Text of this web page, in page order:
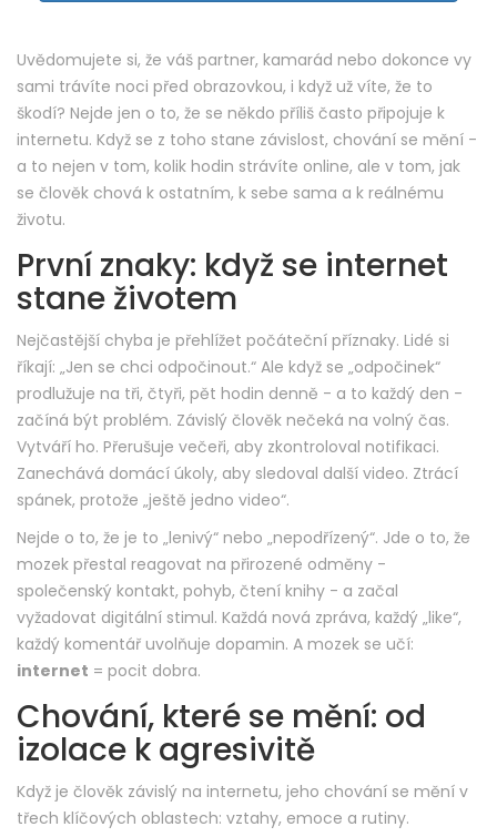
Uvědomujete si, že váš partner, kamarád nebo dokonce vy
sami trávíte noci před obrazovkou, i když už víte, že to
škodí? Nejde jen o to, že se někdo příliš často připojuje k
internetu. Když se z toho stane závislost, chování se mění -
a to nejen v tom, kolik hodin strávíte online, ale v tom, jak
se člověk chová k ostatním, k sebe sama a k reálnému
životu.
První znaky: když se internet
stane životem
Nejčastější chyba je přehlížet počáteční příznaky. Lidé si
říkají: „Jen se chci odpočinout.“ Ale když se „odpočinek“
prodlužuje na tři, čtyři, pět hodin denně - a to každý den -
začíná být problém. Závislý člověk nečeká na volný čas.
Vytváří ho. Přerušuje večeři, aby zkontroloval notifikaci.
Zanechává domácí úkoly, aby sledoval další video. Ztrácí
spánek, protože „ještě jedno video“.
Nejde o to, že je to „lenivý“ nebo „nepodřízený“. Jde o to, že
mozek přestal reagovat na přirozené odměny -
společenský kontakt, pohyb, čtení knihy - a začal
vyžadovat digitální stimul. Každá nová zpráva, každý „like“,
každý komentář uvolňuje dopamin. A mozek se učí:
internet = pocit dobra.
Chování, které se mění: od
izolace k agresivitě
Když je člověk závislý na internetu, jeho chování se mění v
třech klíčových oblastech: vztahy, emoce a rutiny.